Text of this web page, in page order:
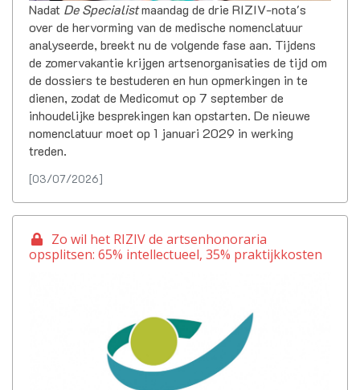
Nadat De Specialistmaandag de drie RIZIV-nota's
over de hervorming van de medische nomenclatuur
analyseerde, breekt nu de volgende fase aan. Tijdens
de zomervakantie krijgen artsenorganisaties de tijd om
de dossiers te bestuderen en hun opmerkingen in te
dienen, zodat de Medicomut op 7 september de
inhoudelijke besprekingen kan opstarten. De nieuwe
nomenclatuur moet op 1 januari 2029 in werking
treden.
[03/07/2026]
Zo wil het RIZIV de artsenhonoraria
opsplitsen: 65% intellectueel, 35% praktijkkosten